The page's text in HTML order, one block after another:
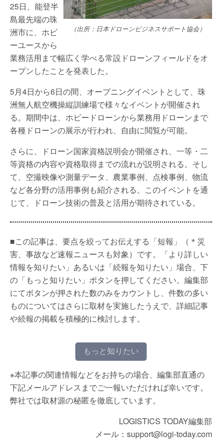
（出所：日本ドローンビジネスサポート協会）
25日、能登半
島最先端の珠
洲市に、ホビ
ーユースから
業務活用まで幅広く学べる常設ドローンフィールドをオ
ープンしたことを発表した。
5月4日から6日の間、オープニングイベントとして、珠
洲無人航空機操縦訓練場で様々なイベントが開催され
る。期間中は、ホビードローンから業務用ドローンまで
各種ドローンの展示が行われ、自由に閲覧が可能。
さらに、ドローン国家資格説明会が開催され、一等・二
等資格の内容や資格取得までの流れが説明される。そし
て、空撮映像や測量データ、農業事例、点検事例、物流
など各分野の活用事例も紹介される。このイベントを通
じて、ドローン技術の普及と活用が期待されている。
■この記事は、要点を絞ってお伝えする「短報」（＊災
害、事故など速報ニュースも対象）です。「より詳しい
情報を知りたい」あるいは「続報を知りたい」場合、下
の「もっと知りたい」ボタンを押してください。編集部
にてボタンが押された数のみをカウントし、件数の多い
ものについてはさらに取材を実施したうえで、詳細記事
や続報の掲載を積極的に検討します。
もっと知りたい
※本記事の関連情報などをお持ちの場合、編集部直通の
下記メールアドレスまでご一報いただければ幸いです。
弊社では取材源の秘匿を徹底しています。
LOGISTICS TODAY編集部
メール：support@logi-today.com